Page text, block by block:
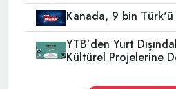
Kanada, 9 bin Türk'ü
YTB’den Yurt
Kültürel Projelerine